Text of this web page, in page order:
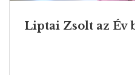
Liptai Zsolt az Év